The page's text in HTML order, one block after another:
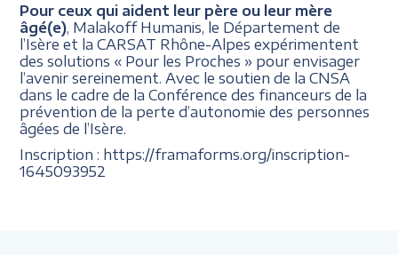
Pour ceux qui aident leur père ou leur mère
âgé(e) , Malakoff Humanis, le Département de
l’Isère et la CARSAT Rhône-Alpes expérimentent
des solutions « Pour les Proches » pour envisager
l’avenir sereinement. Avec le soutien de la CNSA
dans le cadre de la Conférence des financeurs de la
prévention de la perte d’autonomie des personnes
âgées de l’Isère.
Inscription : https://framaforms.org/inscription-
1645093952